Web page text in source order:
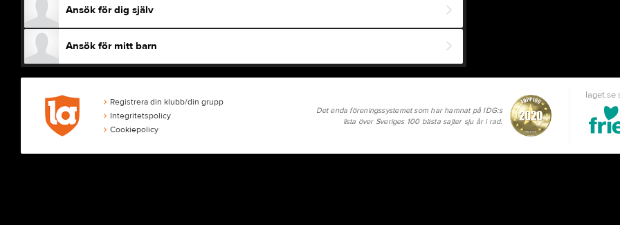
Ansök för dig själv
Ansök för mitt barn
Registrera din klubb/din grupp
Integritetspolicy
Cookiepolicy
laget.se
Det enda föreningssystemet som har hamnat på IDG:s
lista över Sveriges 100 bästa sajter sju år i rad.